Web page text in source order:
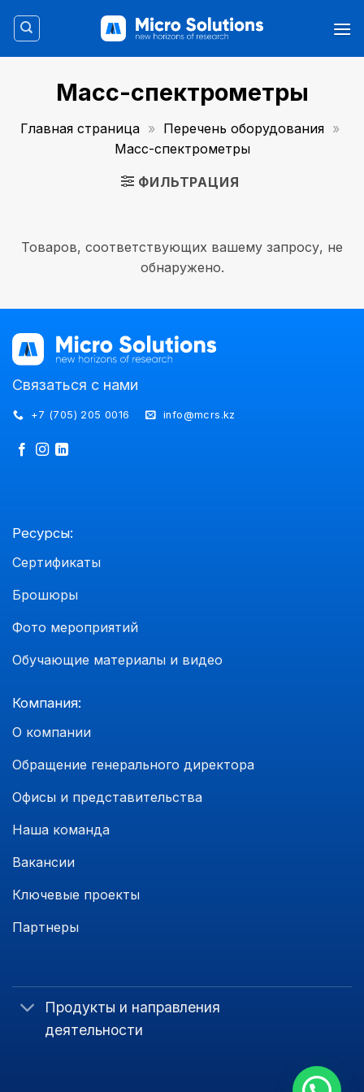
Масс-спектрометры
Главная страница » Перечень оборудования »
Масс-спектрометры
ФИЛЬТРАЦИЯ
Товаров, соответствующих вашему запросу, не
обнаружено.
Связаться с нами
+7 (705) 205 0016 info@mcrs.kz
Ресурсы:
Сертификаты
Брошюры
Фото мероприятий
Обучающие материалы и видео
Компания:
О компании
Обращение генерального директора
Офисы и представительства
Наша команда
Вакансии
Ключевые проекты
Партнеры
Продукты и направления
деятельности